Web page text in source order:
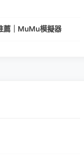
薦｜MuMu模擬器